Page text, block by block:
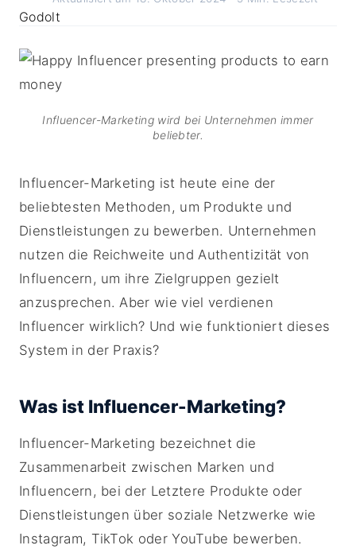
Influencer-Marketing wird bei Unternehmen immer
beliebter.
Influencer-Marketing ist heute eine der
beliebtesten Methoden, um Produkte und
Dienstleistungen zu bewerben. Unternehmen
nutzen die Reichweite und Authentizität von
Influencern, um ihre Zielgruppen gezielt
anzusprechen. Aber wie viel verdienen
Influencer wirklich? Und wie funktioniert dieses
System in der Praxis?
Was ist Influencer-Marketing?
Influencer-Marketing bezeichnet die
Zusammenarbeit zwischen Marken und
Influencern, bei der Letztere Produkte oder
Dienstleistungen über soziale Netzwerke wie
Instagram, TikTok oder YouTube bewerben.